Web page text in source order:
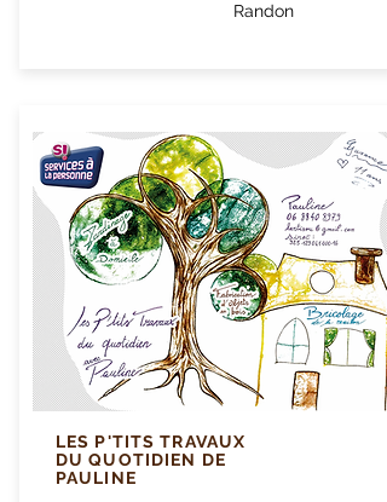
Randon
LES P'TITS TRAVAUX
DU QUOTIDIEN DE
PAULINE